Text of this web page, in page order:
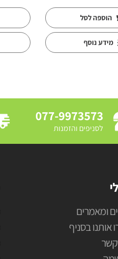
הוספה לסל
מידע נוסף
077-9973573
לסניפים והזמנות
ומאמרים
אותנו בסניף
קשר